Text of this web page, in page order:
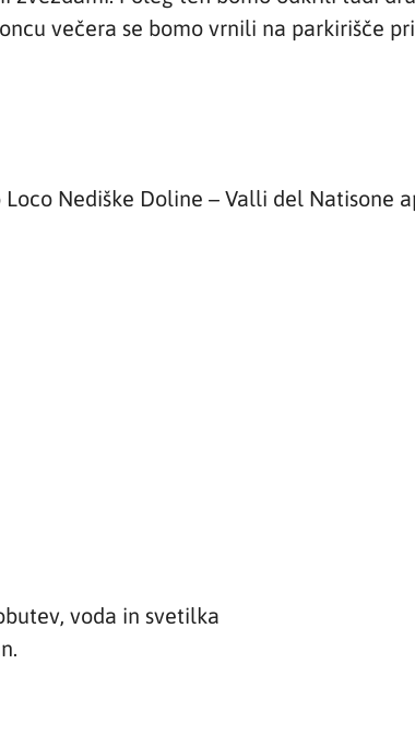
večera se bomo vrnili na parkirišče
Nediške Doline – Valli del Natisone
voda in svetilka